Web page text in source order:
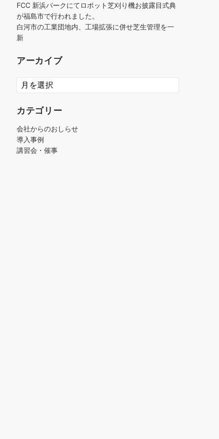
FCC 新浜パークにてロボット芝刈り機お披露目式典
が福島市で行われました。
白河市の工業団地内、工場拡張に併せ芝生管理を一
新
アーカイブ
ア
ー
イ
カテゴリー
会社からのおしらせ
導入事例
講習会・催事